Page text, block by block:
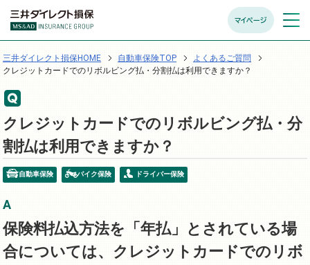
マイページ メニュ
開く
三井ダイレクト損保HOME 自動車保険TOP
よくあるご質問
クレジットカードでのリボルビング払・分割払は利用できますか？
クレジットカードでのリボルビング払・分
割払は利用できますか？
自動車保険 バイク保険 ドライバー保険
保険料払込方法を「年払」とされている場
合については、クレジットカードでのリボ